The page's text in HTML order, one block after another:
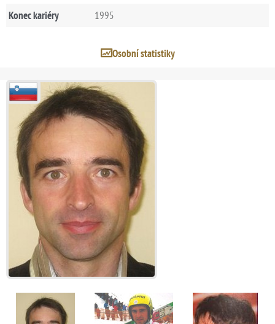
Konec kariéry 1995
Osobní statistiky